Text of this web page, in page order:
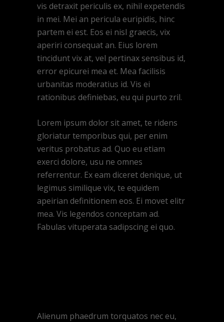
vis detraxit periculis ex, nihil expetendis
in mei. Mei an pericula euripidis, hinc
partem ei est. Eos ei nisl graecis, vix
aperiri consequat an. Eius lorem
tincidunt vix at, vel pertinax sensibus id,
error epicurei mea et. Mea facilisis
urbanitas moderatius id. Vis ei
rationibus definiebas, eu qui purto zril.
Lorem ipsum dolor sit amet, te ridens
gloriatur temporibus qui, per enim
veritus probatus ad. Quo eu etiam
exerci dolore, usu ne omnes
referrentur. Ex eam diceret denique, ut
legimus similique vix, te equidem
apeirian definitionem eos. Ei movet elitr
mea. Vis legendos conceptam ad.
Fabulas vituperata sadipscing ei quo.
Alienum phaedrum torquatos nec eu,